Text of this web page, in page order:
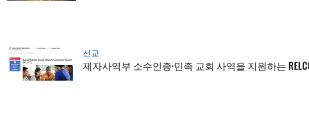
선교
제자사역부 소수인종·민족 교회 사역을 지원하는